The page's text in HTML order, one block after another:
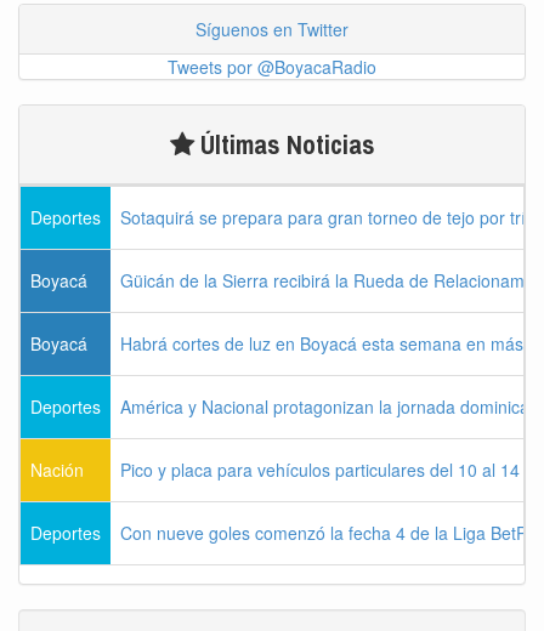
Síguenos en Twitter
Tweets por @BoyacaRadio
Últimas Noticias
Deportes Sotaquirá se prepara para gran torneo de tejo por tríos
Boyacá Güicán de la Sierra recibirá la Rueda de
Boyacá Habrá cortes de luz en Boyacá esta semana en más
Deportes América y Nacional protagonizan la jornada dominical
Nación Pico y placa para vehículos particulares del 10 al 14
Deportes Con nueve goles comenzó la fecha 4 de la Liga